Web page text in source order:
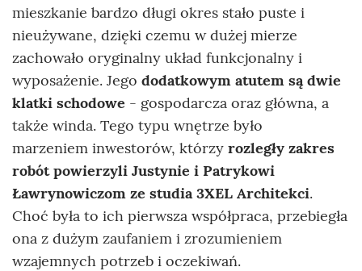
mieszkanie bardzo długi okres stało puste i
nieużywane, dzięki czemu w dużej mierze
zachowało oryginalny układ funkcjonalny i
wyposażenie. Jego dodatkowym atutem są dwie
klatki schodowe - gospodarcza oraz główna, a
także winda. Tego typu wnętrze było
marzeniem inwestorów, którzy rozległy zakres
robót powierzyli Justynie i Patrykowi
Ławrynowiczom ze studia 3XEL Architekci.
Choć była to ich pierwsza współpraca, przebiegła
ona z dużym zaufaniem i zrozumieniem
wzajemnych potrzeb i oczekiwań.